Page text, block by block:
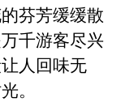
芬芳缓缓散
千游客尽兴
人回味无
。